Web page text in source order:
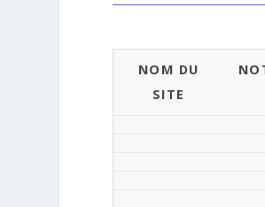
NOM DU
SITE